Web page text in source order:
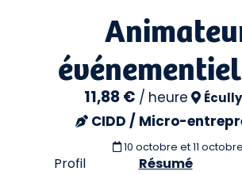
11,88 € / heure
CIDD / Micro-
10 octobre et 11 octobre
Profil Résumé